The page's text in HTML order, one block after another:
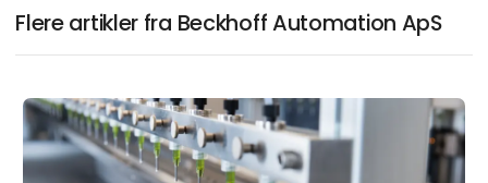
Flere artikler fra Beckhoff Automation ApS